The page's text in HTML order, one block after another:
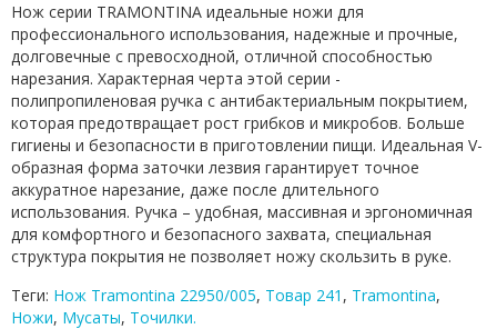
Нож серии TRAMONTINA идеальные ножи для
профессионального использования, надежные и прочные,
долговечные с превосходной, отличной способностью
нарезания. Характерная черта этой серии -
полипропиленовая ручка с антибактериальным покрытием,
которая предотвращает рост грибков и микробов. Больше
гигиены и безопасности в приготовлении пищи. Идеальная V-
образная форма заточки лезвия гарантирует точное
аккуратное нарезание, даже после длительного
использования. Ручка – удобная, массивная и эргономичная
для комфортного и безопасного захвата, специальная
структура покрытия не позволяет ножу скользить в руке.
Теги: Нож Tramontina 22950/005, Товар 241 , Tramontina,
Ножи, Мусаты, Точилки.